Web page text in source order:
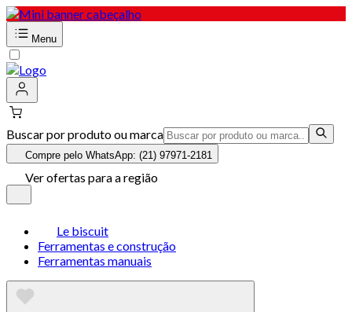
Menu
Buscar por produto ou marca
Compre pelo WhatsApp: (21) 97971-2181
Ver ofertas para a região
Le biscuit
Ferramentas e construção
Ferramentas manuais